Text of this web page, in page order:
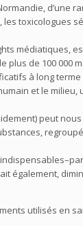
d’une
toxicologues
médiatiques,
plus de 100 000
à long terme
et le
peut
également,
utilisés en